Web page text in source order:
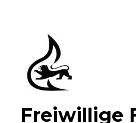
Freiwillige